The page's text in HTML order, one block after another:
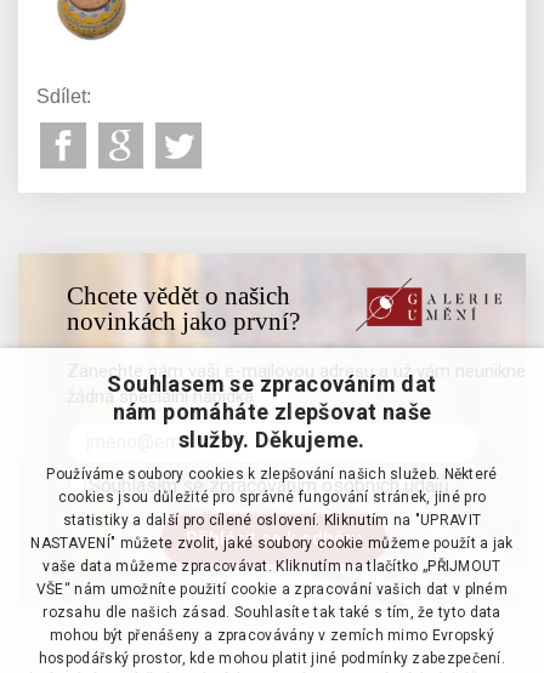
Sdílet:
Chcete vědět o našich
novinkách jako první?
Zanechte nám vaši e-mailovou adresu a už vám neunikne
žádná speciální nabídka
Souhlasím se zpracováním osobních údajů
Souhlasem se zpracováním dat
nám pomáháte zlepšovat naše
služby. Děkujeme.
Používáme soubory cookies k zlepšování našich služeb. Některé
cookies jsou důležité pro správné fungování stránek, jiné pro
statistiky a další pro cílené oslovení. Kliknutím na "UPRAVIT
NASTAVENÍ" můžete zvolit, jaké soubory cookie můžeme použít a jak
vaše data můžeme zpracovávat. Kliknutím na tlačítko „PŘIJMOUT
VŠE“ nám umožníte použití cookie a zpracování vašich dat v plném
rozsahu dle našich zásad. Souhlasíte tak také s tím, že tyto data
mohou být přenášeny a zpracovávány v zemích mimo Evropský
hospodářský prostor, kde mohou platit jiné podmínky zabezpečení.